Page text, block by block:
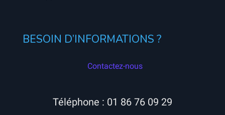
BESOIN D’INFORMATIONS ?
Contactez-nous
Téléphone : 01 86 76 09 29